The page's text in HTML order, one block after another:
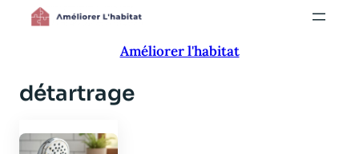
Aller
Améliorer l'habitat
détartrage